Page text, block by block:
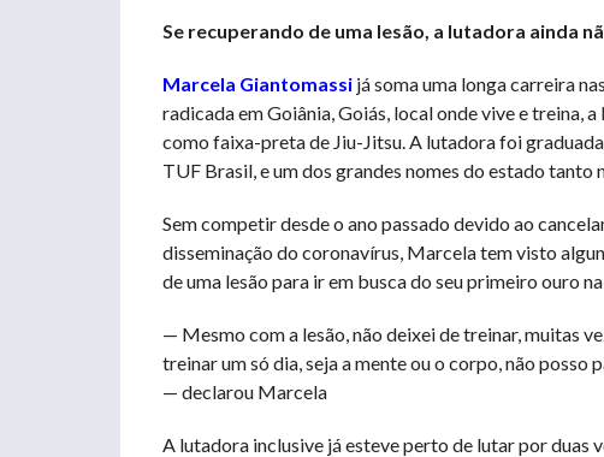
Se recuperando de uma lesão, a lutadora ainda
Marcela Giantomassijá soma uma longa carreira
radicada em Goiânia, Goiás, local onde vive e treina,
como faixa-preta de Jiu-Jitsu. A lutadora foi
TUF Brasil, e um dos grandes nomes do estado
Sem competir desde o ano passado devido ao
disseminação do coronavírus, Marcela tem visto
de uma lesão para ir em busca do seu primeiro ouro
— Mesmo com a lesão, não deixei de treinar, muitas
treinar um só dia, seja a mente ou o corpo, não
— declarou Marcela
A lutadora inclusive já esteve perto de lutar por duas